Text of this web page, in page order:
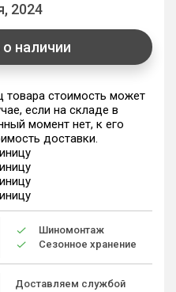
2024
наличии
товара стоимость может
если на складе в
момент нет, к его
доставки.
Шиномонтаж
Сезонное хранение
Доставляем службой